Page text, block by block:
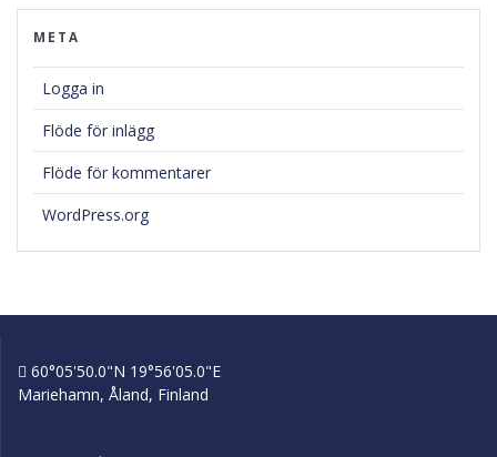
META
Logga in
Flöde för inlägg
Flöde för kommentarer
WordPress.org
60°05'50.0"N 19°56'05.0"E
Mariehamn, Åland, Finland